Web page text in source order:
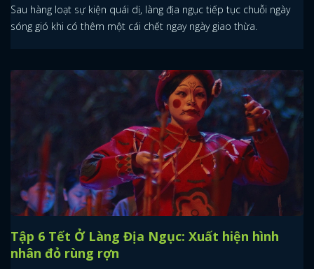
Sau hàng loạt sự kiện quái dị, làng địa ngục tiếp tục chuỗi ngày
sóng gió khi có thêm một cái chết ngay ngày giao thừa.
Tập 6 Tết Ở Làng Địa Ngục: Xuất hiện hình
nhân đỏ rùng rợn